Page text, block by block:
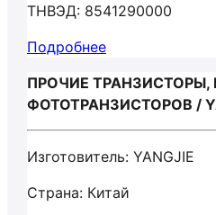
ТНВЭД: 8541290000
Подробнее
ПРОЧИЕ ТРАНЗИСТОРЫ,
ФОТОТРАНЗИСТОРОВ /
Изготовитель: YANGJIE
Страна: Китай